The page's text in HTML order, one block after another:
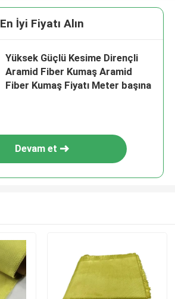
En İyi Fiyatı Alın
Yüksek Güçlü Kesime Dirençli
Aramid Fiber Kumaş Aramid
Fiber Kumaş Fiyatı Meter başına
Devam et